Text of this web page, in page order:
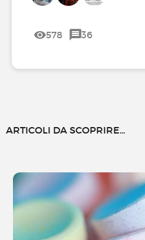
578 36
ARTICOLI DA SCOPRIRE...